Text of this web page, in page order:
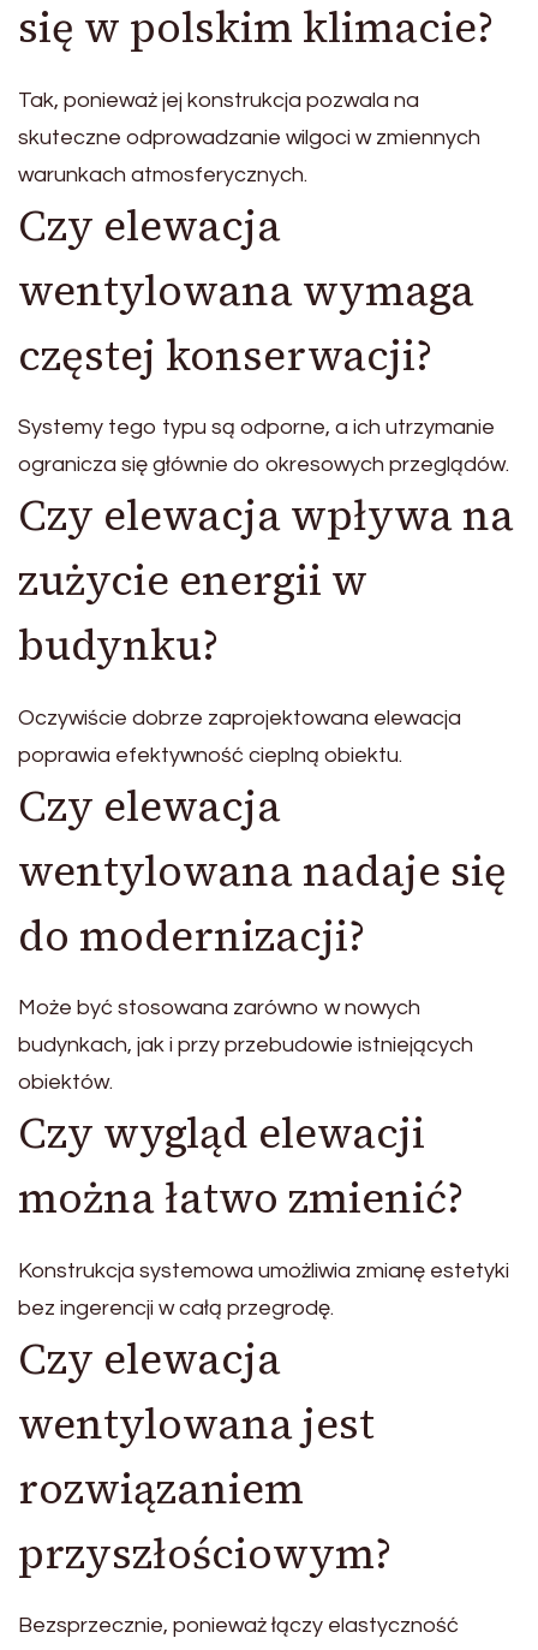
się w polskim klimacie?
Tak, ponieważ jej konstrukcja pozwala na
skuteczne odprowadzanie wilgoci w zmiennych
warunkach atmosferycznych.
Czy elewacja
wentylowana wymaga
częstej konserwacji?
Systemy tego typu są odporne, a ich utrzymanie
ogranicza się głównie do okresowych przeglądów.
Czy elewacja wpływa na
zużycie energii w
budynku?
Oczywiście dobrze zaprojektowana elewacja
poprawia efektywność cieplną obiektu.
Czy elewacja
wentylowana nadaje się
do modernizacji?
Może być stosowana zarówno w nowych
budynkach, jak i przy przebudowie istniejących
obiektów.
Czy wygląd elewacji
można łatwo zmienić?
Konstrukcja systemowa umożliwia zmianę estetyki
bez ingerencji w całą przegrodę.
Czy elewacja
wentylowana jest
rozwiązaniem
przyszłościowym?
Bezsprzecznie, ponieważ łączy elastyczność